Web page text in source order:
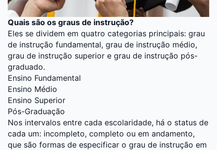
Quais são os graus de instrução?
Eles se dividem em quatro categorias principais: grau
de instrução fundamental, grau de instrução médio,
grau de instrução superior e grau de instrução pós-
graduado.
Ensino Fundamental
Ensino Médio
Ensino Superior
Pós-Graduação
Nos intervalos entre cada escolaridade, há o status de
cada um: incompleto, completo ou em andamento,
que são formas de especificar o grau de instrução em